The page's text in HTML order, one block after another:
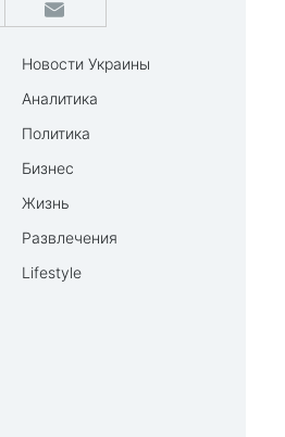
Новости Украины
Аналитика
Политика
Бизнес
Жизнь
Развлечения
Lifestyle